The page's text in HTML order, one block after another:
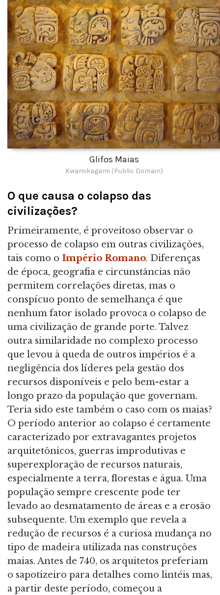
Glifos Maias
Kwamikagami (Public Domain)
O que causa o colapso das
civilizações?
Primeiramente, é proveitoso observar o
processo de colapso em outras civilizações,
tais como o Império Romano. Diferenças
de época, geografia e circunstâncias não
permitem correlações diretas, mas o
conspícuo ponto de semelhança é que
nenhum fator isolado provoca o colapso de
uma civilização de grande porte. Talvez
outra similaridade no complexo processo
que levou à queda de outros impérios é a
negligência dos líderes pela gestão dos
recursos disponíveis e pelo bem-estar a
longo prazo da população que governam.
Teria sido este também o caso com os maias?
O período anterior ao colapso é certamente
caracterizado por extravagantes projetos
arquitetônicos, guerras improdutivas e
superexploração de recursos naturais,
especialmente a terra, florestas e água. Uma
população sempre crescente pode ter
levado ao desmatamento de áreas e a erosão
subsequente. Um exemplo que revela a
redução de recursos é a curiosa mudança no
tipo de madeira utilizada nas construções
maias. Antes de 740, os arquitetos preferiam
o sapotizeiro para detalhes como lintéis mas,
a partir deste período, começou a